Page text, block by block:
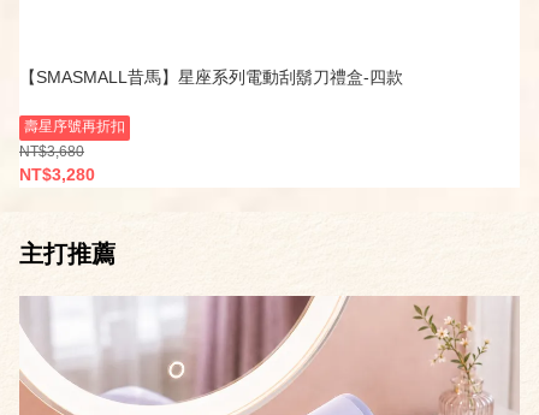
【SMASMALL昔馬】星座系列電動刮鬍刀禮盒-四款
壽星序號再折扣
NT$3,680
NT$3,280
主打推薦